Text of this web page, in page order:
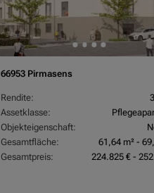
66953 Pirmasens
Rendite:
Assetklasse:
Objekteigenschaft:
Gesamtfläche:
61,64 m² -
Gesamtpreis:
224.825 € -